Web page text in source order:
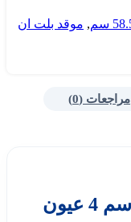
, موقد بلت ان
مراجعات (0)
موقد بلت ان جليم 58.5 سم 4 عيون